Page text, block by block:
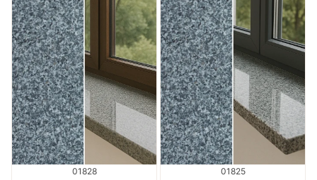
Kod produktu
01828
Kod produktu
01825